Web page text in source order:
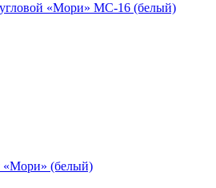
«Мори» МС-16 (белый)
«Мори» (белый)